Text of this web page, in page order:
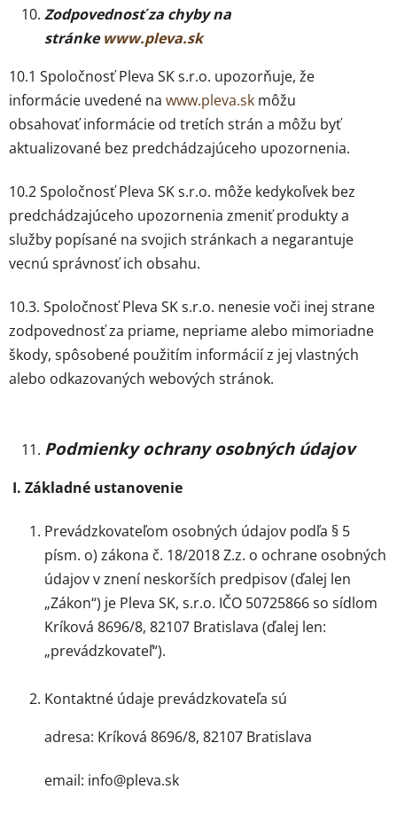
Zodpovednosť za chyby na
stránkewww.pleva.sk
10.1 Spoločnosť Pleva SK s.r.o. upozorňuje, že
informácie uvedené na www.pleva.sk môžu
obsahovať informácie od tretích strán a môžu byť
aktualizované bez predchádzajúceho upozornenia.
10.2 Spoločnosť Pleva SK s.r.o. môže kedykoľvek bez
predchádzajúceho upozornenia zmeniť produkty a
služby popísané na svojich stránkach a negarantuje
vecnú správnosť ich obsahu.
10.3. Spoločnosť Pleva SK s.r.o. nenesie voči inej strane
zodpovednosť za priame, nepriame alebo mimoriadne
škody, spôsobené použitím informácií z jej vlastných
alebo odkazovaných webových stránok.
Podmienky ochrany osobných údajov
I. Základné ustanovenie
Prevádzkovateľom osobných údajov podľa § 5
písm. o) zákona č. 18/2018 Z.z. o ochrane osobných
údajov v znení neskorších predpisov (ďalej len
„Zákon“) je Pleva SK, s.r.o. IČO 50725866 so sídlom
Kríková 8696/8, 82107 Bratislava (ďalej len:
„prevádzkovateľ“).
Kontaktné údaje prevádzkovateľa sú
adresa: Kríková 8696/8, 82107 Bratislava
email: info@pleva.sk